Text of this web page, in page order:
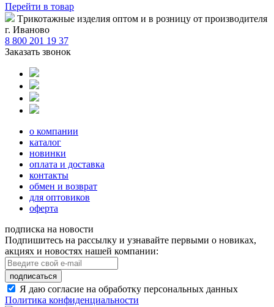
Перейти в товар
Tрикотажные изделия оптом и в розницу от производителя
г. Иваново
8 800 201 19 37
Заказать звонок
о компании
каталог
новинки
оплата и доставка
контакты
обмен и возврат
для оптовиков
оферта
подписка на новости
Подпишитесь на рассылку и узнавайте первыми о новиках,
акциях и новостях нашей компании:
подписаться
Я даю согласие на обработку персональных данных
Политика конфиденциальности